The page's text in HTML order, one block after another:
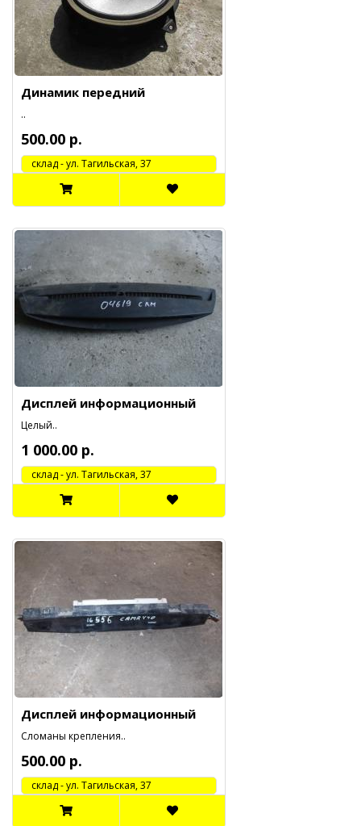
Динамик передний
..
500.00 р.
cклад - ул. Тагильская, 37
Дисплей информационный
Целый..
1 000.00 р.
cклад - ул. Тагильская, 37
Дисплей информационный
Сломаны крепления..
500.00 р.
cклад - ул. Тагильская, 37